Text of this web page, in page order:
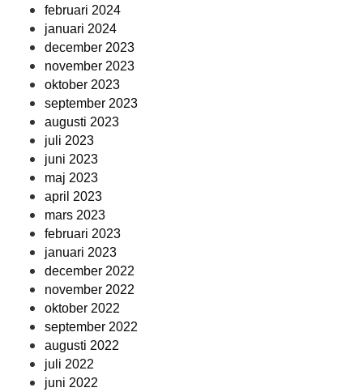
februari 2024
januari 2024
december 2023
november 2023
oktober 2023
september 2023
augusti 2023
juli 2023
juni 2023
maj 2023
april 2023
mars 2023
februari 2023
januari 2023
december 2022
november 2022
oktober 2022
september 2022
augusti 2022
juli 2022
juni 2022